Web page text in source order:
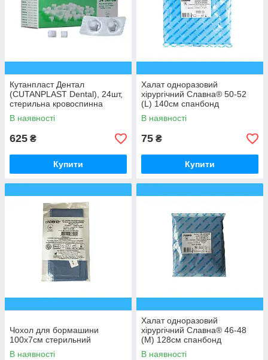
Кутанпласт Дентал
(CUTANPLAST Dental), 24шт,
стерильна кровоспинна
желатинова губка, розмір
10х10x10
В наявності
625 ₴
Купити
Халат одноразовий
хірургічний Славна® 50-52
(L) 140см спанбонд
стерильний
В наявності
75 ₴
Купити
Чохол для бормашини
100х7см стерильний
В наявності
Халат одноразовий
хірургічний Славна® 46-48
(М) 128см спанбонд
стерильний
В наявності